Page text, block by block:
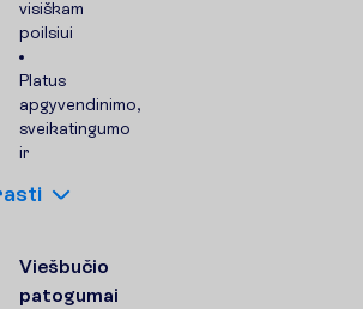
visiškam
poilsiui
Platus
apgyvendinimo,
sveikatingumo
ir
asti
Viešbučio
patogumai